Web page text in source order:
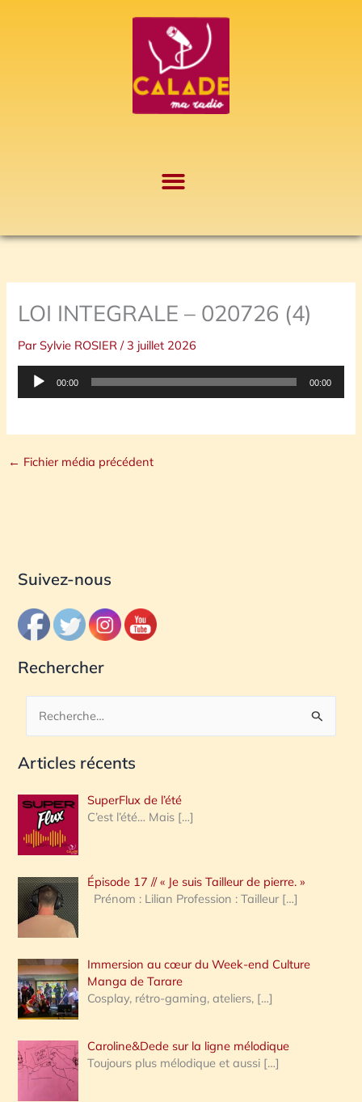
LOI INTEGRALE – 020726 (4)
ParSylvie ROSIER/ 3 juillet 2026
Lecteur
00:00 00:00
← Fichier média précédent
Suivez-nous
Rechercher
c
e
r
c
h
e
:
Articles récents
SuperFlux de l’été
C’est l’été… Mais […]
Épisode 17 // « Je suis Tailleur de pierre. »
Prénom : Lilian Profession : Tailleur […]
Immersion au cœur du Week-end Culture
Manga de Tarare
Cosplay, rétro-gaming, ateliers, […]
Caroline&Dede sur la ligne mélodique
Toujours plus mélodique et aussi […]